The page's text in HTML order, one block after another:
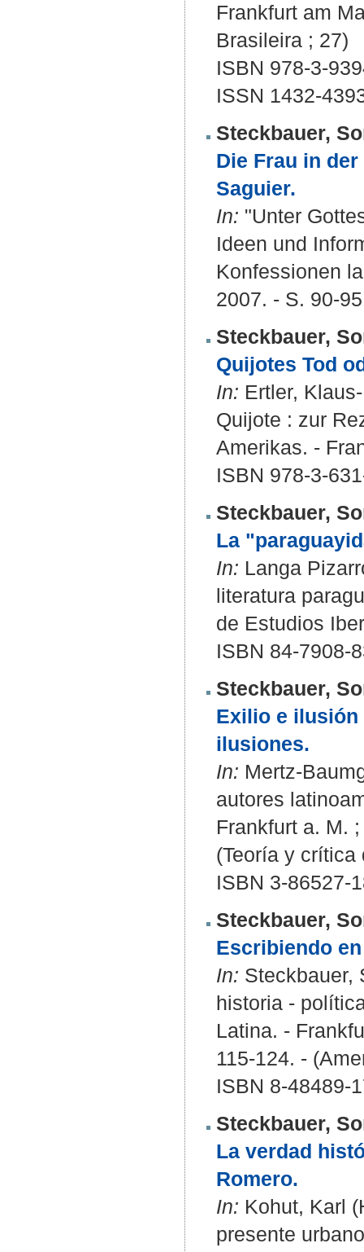
Frankfurt am
Brasileira ; 27)
ISBN 978-3-
ISSN 1432-
Steckbauer,
Die Frau in
Saguier.
In: "Unter
Ideen und
Konfessionen
2007. - S. 90-95
Steckbauer,
Quijotes Tod
In: Ertler,
Quijote : zur
Amerikas. -
ISBN 978-3-
Steckbauer,
La
In: Langa
literatura
de Estudios
ISBN 84-7908-
Steckbauer,
Exilio e ilusión
ilusiones.
In: Mertz-
autores
Frankfurt a. M.
(Teoría y crítica
ISBN 3-86527-
Steckbauer,
Escribiendo
In: Steckbauer,
historia -
Latina. -
115-124. -
ISBN 8-48489-
Steckbauer,
La verdad
Romero.
In: Kohut, Karl
presente